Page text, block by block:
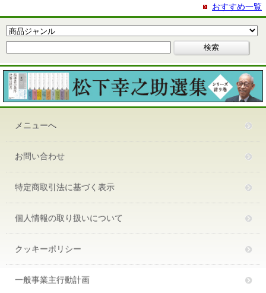
おすすめ一覧
メニューへ
お問い合わせ
特定商取引法に基づく表示
個人情報の取り扱いについて
クッキーポリシー
一般事業主行動計画